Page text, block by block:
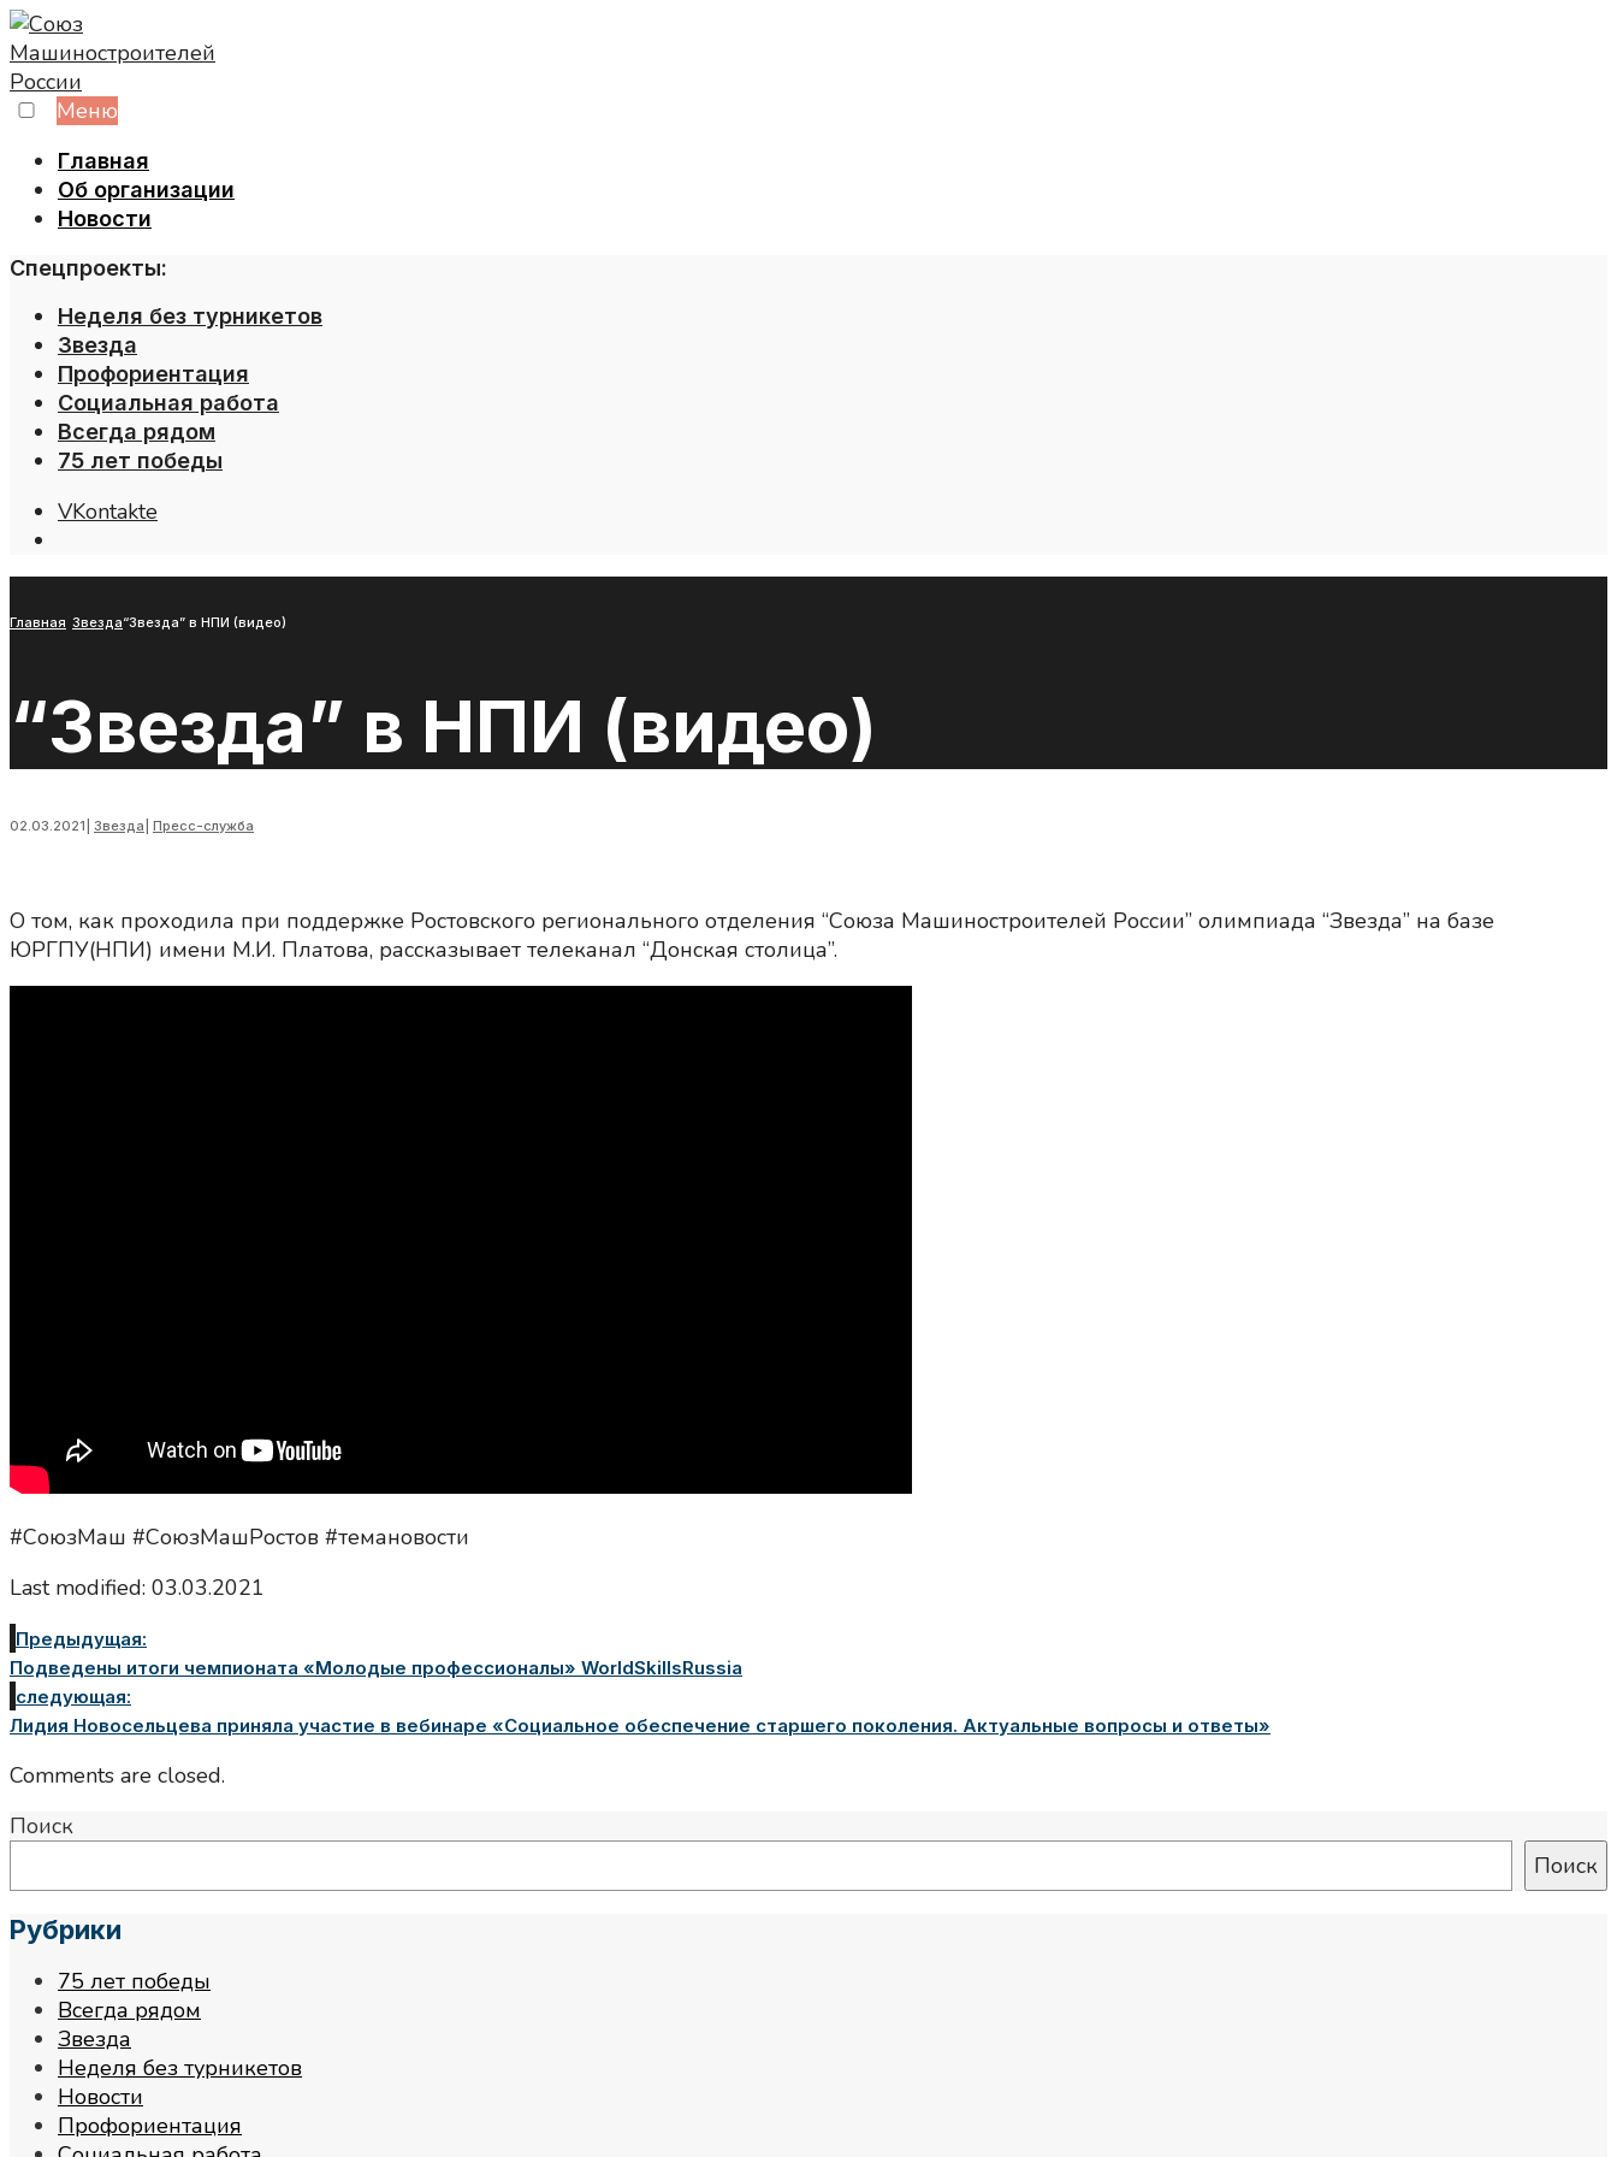
Skip
to
content
Меню
Главная
Об организации
Новости
Спецпроекты:
Неделя без турникетов
Звезда
Профориентация
Социальная работа
Всегда рядом
75 лет победы
VKontakte
Главная Звезда“Звезда” в НПИ (видео)
“Звезда” в НПИ (видео)
02.03.2021 Звезда Пресс-служба
О том, как проходила при поддержке Ростовского регионального отделения “Союза Машиностроителей России” олимпиада “Звезда” на базе
ЮРГПУ(НПИ) имени М.И. Платова, рассказывает телеканал “Донская столица”.
#СоюзМаш #СоюзМашРостов #темановости
Last modified: 03.03.2021
Предыдущая:
Подведены итоги чемпионата «Молодые профессионалы» WorldSkillsRussia
следующая:
Лидия Новосельцева приняла участие в вебинаре «Социальное обеспечение старшего поколения. Актуальные вопросы и ответы»
Comments are closed.
Поиск
Поиск
Рубрики
75 лет победы
Всегда рядом
Звезда
Неделя без турникетов
Новости
Профориентация